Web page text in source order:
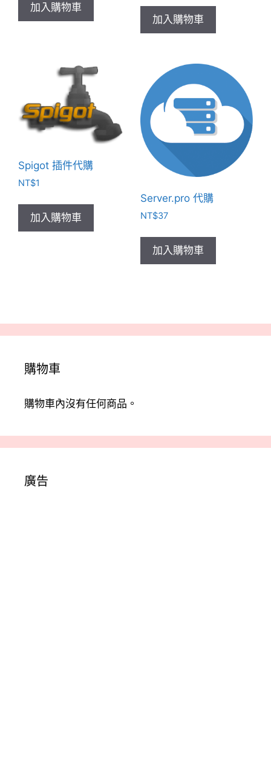
加入購物車
加入購物車
Spigot 插件代購
NT$1
加入購物車
Server.pro 代購
NT$37
加入購物車
購物車
購物車內沒有任何商品。
廣告